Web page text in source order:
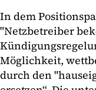
In dem
"Netzbetreiber
Möglichkeit,
durch den